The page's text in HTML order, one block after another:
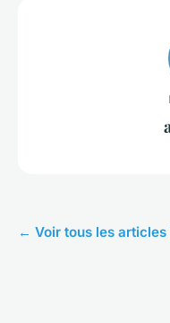
← Voir tous les articles